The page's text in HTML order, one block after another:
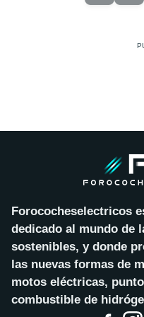
Forococheselectricos
dedicado al mundo de
sostenibles, y donde
las nuevas formas de
motos eléctricas,
combustible de